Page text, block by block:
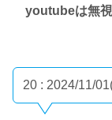
youtubeは無
20 : 2024/11/